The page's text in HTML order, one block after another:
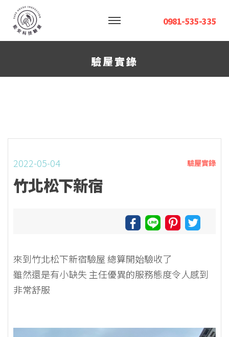
0981-535-335
驗屋實錄
2022-05-04 驗屋實錄
竹北松下新宿
來到竹北松下新宿驗屋 總算開始驗收了
雖然還是有小缺失 主任優異的服務態度令人感到
非常舒服